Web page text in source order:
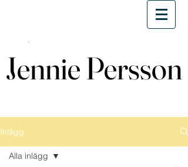
Jennie Persson
Jennie Persson
Inlägg
Alla inlägg